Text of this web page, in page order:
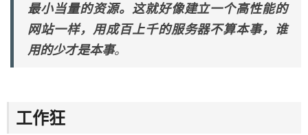
最小当量的资源。这就好像建立一个高性能的
网站一样，用成百上千的服务器不算本事，谁
用的少才是本事。
工作狂